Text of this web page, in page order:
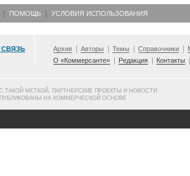
ПОМОЩЬ УСЛОВИЯ ИСПОЛЬЗОВАНИЯ
СВЯЗЬ Архив Авторы Темы Справочники
О «Коммерсанте»
Редакция Контакты
ТАКОЙ МЕТКОЙ, ПАРТНЕРСКИЕ ПРОЕКТЫ И НОВОСТИ
НА КОММЕРЧЕСКОЙ ОСНОВЕ